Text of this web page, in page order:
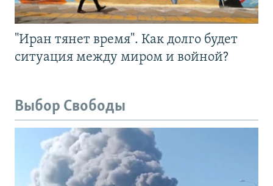
"Иран тянет время". Как долго будет
ситуация между миром и войной?
Выбор Свободы